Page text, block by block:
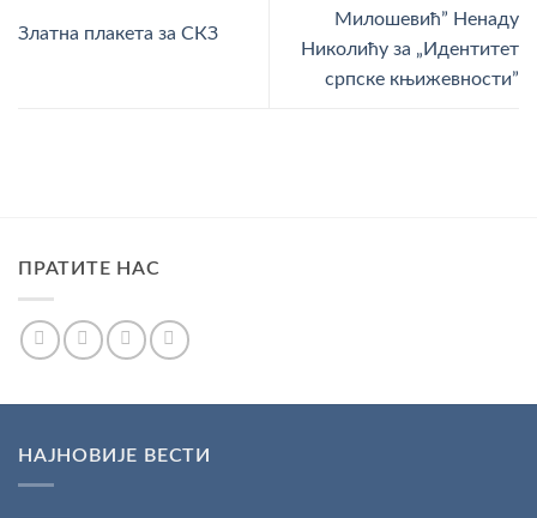
Златна плакета за СКЗ
Милошевић” Ненаду
Николићу за „Идентитет
српске књижевности”
ПРАТИТЕ НАС
НАЈНОВИЈЕ ВЕСТИ